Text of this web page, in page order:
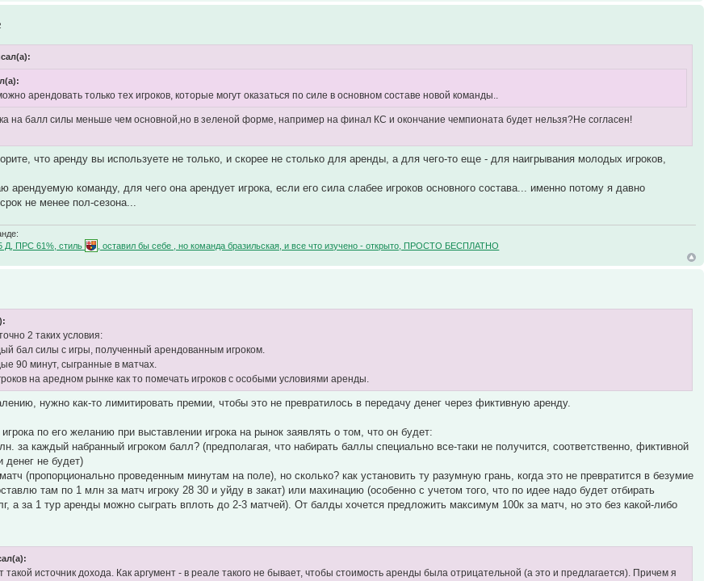
арендовать только тех игроков, которые могут оказаться по силе в основном составе новой команды..
на балл силы меньше чем основной,но в зеленой форме, например на финал КС и окончание чемпионата будет нельзя?Не согласен!
что аренду вы используете не только, и скорее не столько для аренды, а для чего-то еще - для наигрывания молодых игроков,
арендуемую команду, для чего она арендует игрока, если его сила слабее игроков основного состава... именно потому я давно
не менее пол-сезона...
Д, ПРС 61%, стиль
, оставил бы себе , но команда бразильская, и все что изучено - открыто, ПРОСТО БЕСПЛАТНО
2 таких условия:
бал силы с игры, полученный арендованным игроком.
90 минут, сыгранные в матчах.
на аредном рынке как то помечать игроков с особыми условиями аренды.
нужно как-то лимитировать премии, чтобы это не превратилось в передачу денег через фиктивную аренду.
по его желанию при выставлении игрока на рынок заявлять о том, что он будет:
за каждый набранный игроком балл? (предполагая, что набирать баллы специально все-таки не получится, соответственно, фиктивной
денег не будет)
(пропорционально проведенным минутам на поле), но сколько? как установить ту разумную грань, когда это не превратится в безумие
там по 1 млн за матч игроку 28 30 и уйду в закат) или махинацию (особенно с учетом того, что по идее надо будет отбирать
а за 1 тур аренды можно сыграть вплоть до 2-3 матчей). От балды хочется предложить максимум 100к за матч, но это без какой-либо
такой источник дохода. Как аргумент - в реале такого не бывает, чтобы стоимость аренды была отрицательной (а это и предлагается). Причем я